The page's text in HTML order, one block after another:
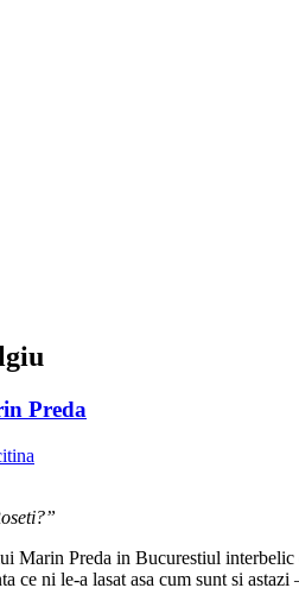
Preda
Marin Preda in Bucurestiul
ce ni le-a lasat asa cum sunt si astazi